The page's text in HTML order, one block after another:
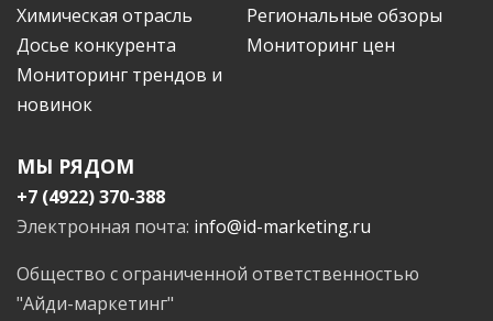
Химическая отрасль
Региональные обзоры
Досье конкурента
Мониторинг цен
Мониторинг трендов и
новинок
МЫ РЯДОМ
+7 (4922) 370-388
Электронная почта: info@id-marketing.ru
Общество с ограниченной ответственностью
"Айди-маркетинг"